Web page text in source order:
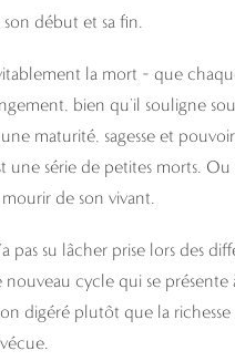
son début et sa fin.
la mort – que
bien qu’il souligne
maturité, sagesse et
une série de petites morts. Ou
de son vivant.
pas su lâcher prise lors des
nouveau cycle qui se présente
digéré plutôt que la